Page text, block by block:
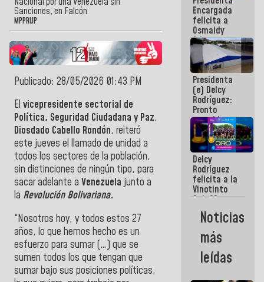
Sanciones, en Falcón
MPPRIJP
Publicado: 28/05/2026 01:43 PM
El vicepresidente sectorial de
Política, Seguridad Ciudadana y Paz,
Diosdado Cabello Rondón, reiteró
este jueves el llamado de unidad a
todos los sectores de la población,
sin distinciones de ningún tipo, para
sacar adelante a Venezuelajunto a
la Revolución Bolivariana.
“Nosotros hoy, y todos estos 27
años, lo que hemos hecho es un
esfuerzo para sumar (…) que se
sumen todos los que tengan que
sumar bajo sus posiciones políticas,
post-sismos
Encargada
felicita a
Osmaidy
Arias y
Giraly
Marcano por
hacer
historia en
los
Centroamericanos
Presidenta
(e) Delcy
Rodríguez:
Pronto
restableceremos
las
operaciones
en el
Aeropuerto
Internacional
de
Maiquetía
Delcy
Rodríguez
felicita a la
Vinotinto
Sub 20
campeona
frente
México Sub
23 en los
Centroamericanos
Noticias
más
leídas